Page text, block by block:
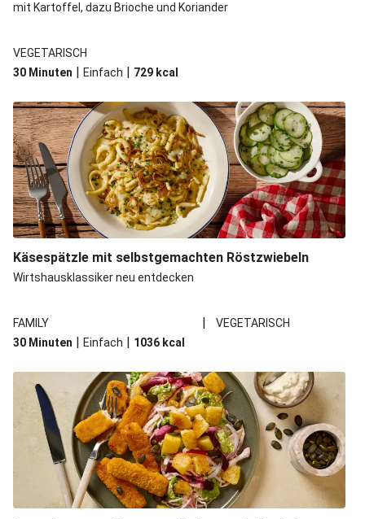
mit Kartoffel, dazu Brioche und Koriander
VEGETARISCH
30 Minuten | Einfach | 729 kcal
Käsespätzle mit selbstgemachten Röstzwiebeln
Wirtshausklassiker neu entdecken
FAMILY |
VEGETARISCH
30 Minuten | Einfach | 1036 kcal